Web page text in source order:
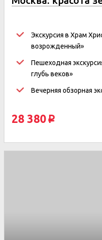
Экскурсия в Храм
возрожденный»
Пешеходная
глубь веков»
Вечерняя обзорная
28 380 p